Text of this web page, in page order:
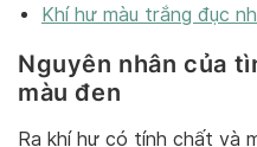
Khí hư màu trắng đục
Nguyên nhân của
màu đen
Ra khí hư có tính chất và